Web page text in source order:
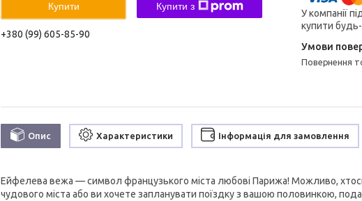
Купити Купити з
+380 (99) 605-85-90
У компанії
купити
повернення
Опис Характеристики Інформація для замовлення
Ейфелева вежа — символ французького міста любові Парижа! Можливо,
чудового міста або ви хочете запланувати поїздку з вашою половинкою,